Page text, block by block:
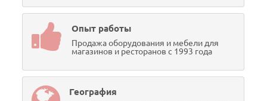
Опыт работы
Продажа оборудования и мебели для
магазинов и ресторанов с 1993 года
География